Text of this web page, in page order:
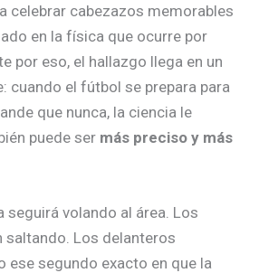
celebrar cabezazos memorables
en la física que ocurre por
por eso, el hallazgo llega en un
cuando el fútbol se prepara para
que nunca, la ciencia le
puede ser más preciso y más
seguirá volando al área. Los
saltando. Los delanteros
ese segundo exacto en que la